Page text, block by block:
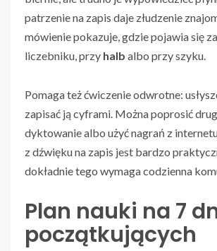
patrzenie na zapis daje złudzenie
mówienie pokazuje, gdzie pojawia się
liczebniku, przy halb albo przy szyku.
Pomaga też ćwiczenie odwrotne:
zapisać ją cyframi. Można poprosić
dyktowanie albo użyć nagrań z
z dźwięku na zapis jest bardzo
dokładnie tego wymaga codzienna
Plan nauki na 7
początkujących